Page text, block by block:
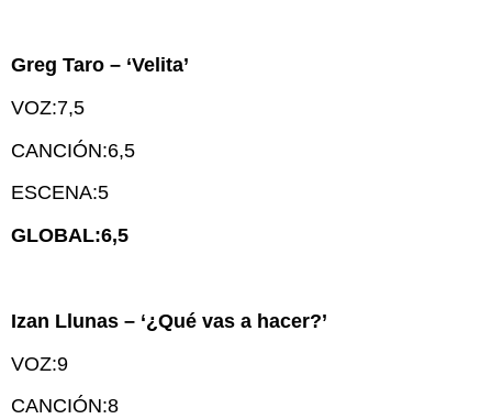
Greg Taro – ‘Velita’
VOZ:7,5
CANCIÓN:6,5
ESCENA:5
GLOBAL:6,5
Izan Llunas – ‘¿Qué vas a hacer?’
VOZ:9
CANCIÓN:8